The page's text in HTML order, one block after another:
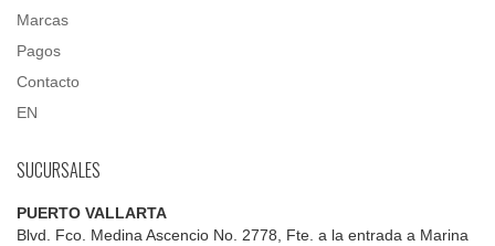
Marcas
Pagos
Contacto
EN
SUCURSALES
PUERTO VALLARTA
Blvd. Fco. Medina Ascencio No. 2778, Fte. a la entrada a Marina